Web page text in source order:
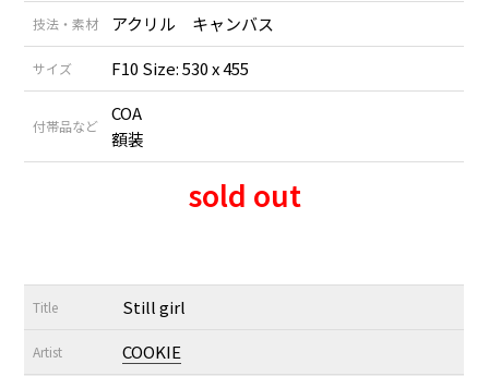
技法・素材 アクリル キャンバス
サイズ F10 Size: 530 x 455
付帯品など
COA
額装
sold out
Title Still girl
Artist COOKIE